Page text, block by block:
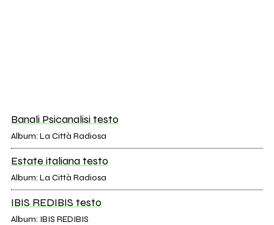
Banali Psicanalisi testo
Album: La Città Radiosa
Estate italiana testo
Album: La Città Radiosa
IBIS REDIBIS testo
Album: IBIS REDIBIS